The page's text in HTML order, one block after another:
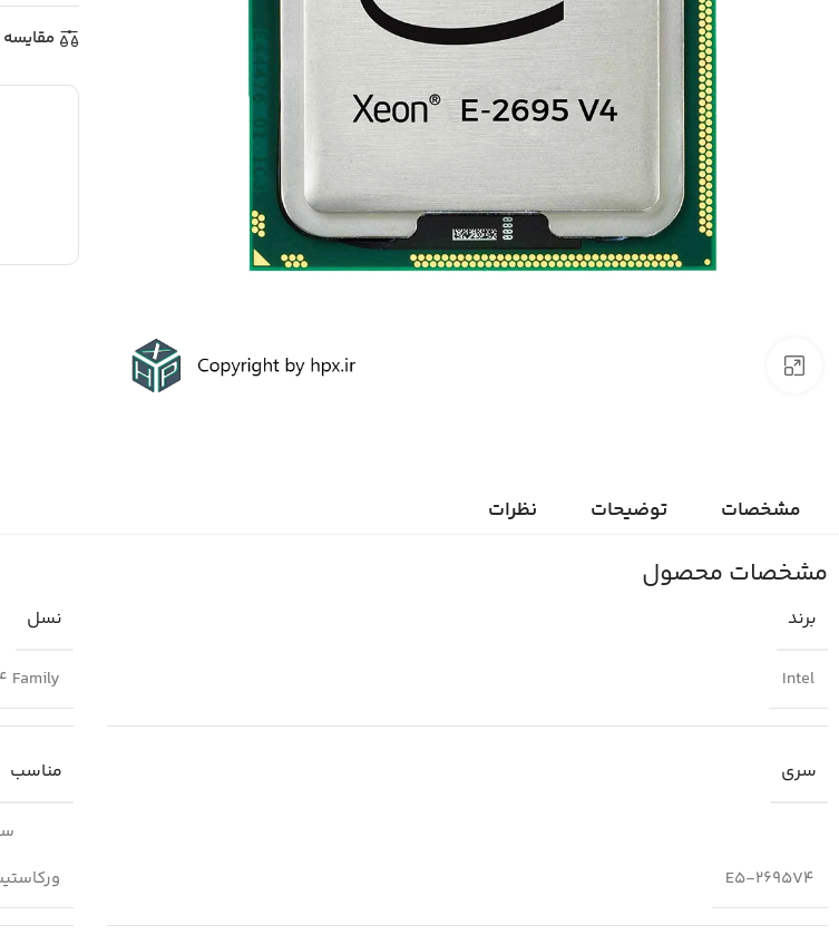
مقایسه
مشخصات توضیحات نظرات
مشخصات محصول
برند
Intel
نسل
Family
سری
E5-2695V4
مناسب